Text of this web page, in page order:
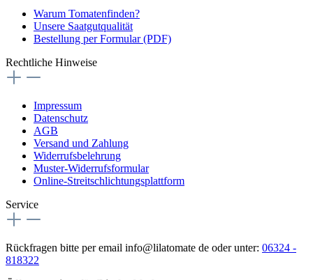
Warum Tomatenfinden?
Unsere Saatgutqualität
Bestellung per Formular (PDF)
Rechtliche Hinweise
Impressum
Datenschutz
AGB
Versand und Zahlung
Widerrufsbelehrung
Muster-Widerrufsformular
Online-Streitschlichtungsplattform
Service
Rückfragen bitte per email info@lilatomate de oder unter: 06324 -
818322